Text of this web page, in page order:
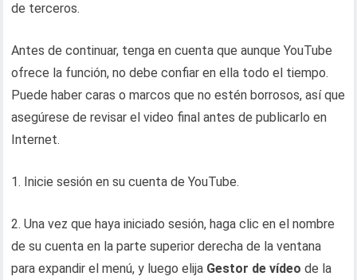
de terceros.
Antes de continuar, tenga en cuenta que aunque YouTube
ofrece la función, no debe confiar en ella todo el tiempo.
Puede haber caras o marcos que no estén borrosos, así que
asegúrese de revisar el video final antes de publicarlo en
Internet.
1. Inicie sesión en su cuenta de YouTube.
2. Una vez que haya iniciado sesión, haga clic en el nombre
de su cuenta en la parte superior derecha de la ventana
para expandir el menú, y luego elija Gestor de vídeo de la